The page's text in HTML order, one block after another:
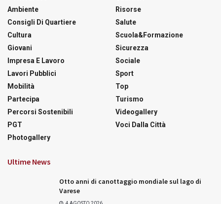
Ambiente
Consigli Di Quartiere
Cultura
Giovani
Impresa E Lavoro
Lavori Pubblici
Mobilità
Partecipa
Percorsi Sostenibili
PGT
Photogallery
Risorse
Salute
Scuola&Formazione
Sicurezza
Sociale
Sport
Top
Turismo
Videogallery
Voci Dalla Città
Ultime News
Otto anni di canottaggio mondiale sul lago di
Varese